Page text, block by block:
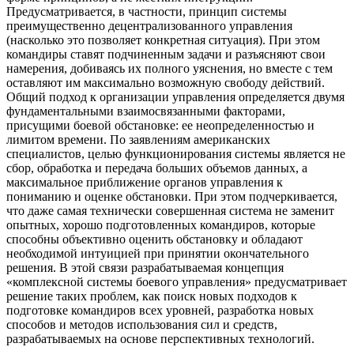
Предусматривается, в частности, принцип системы
преимущественно децентрализованного управления
(насколько это позволяет конкретная ситуация). При этом
командиры ставят подчиненным задачи и разъясняют свои
намерения, добиваясь их полного уяснения, но вместе с тем
оставляют им максимально возможную свободу действий.
Общий подход к организации управления определяется двумя
фундаментальными взаимосвязанными факторами,
присущими боевой обстановке: ее неопределенностью и
лимитом времени. По заявлениям американских
специалистов, целью функционирования системы является не
сбор, обработка и передача больших объемов данных, а
максимальное приближение органов управления к
пониманию и оценке обстановки. При этом подчеркивается,
что даже самая технически совершенная система не заменит
опытных, хорошо подготовленных командиров, которые
способны объективно оценить обстановку и обладают
необходимой интуицией при принятии окончательного
решения. В этой связи разрабатываемая концепция
«комплексной системы боевого управления» предусматривает
решение таких проблем, как поиск новых подходов к
подготовке командиров всех уровней, разработка новых
способов и методов использования сил и средств,
разрабатываемых на основе перспективных технологий.